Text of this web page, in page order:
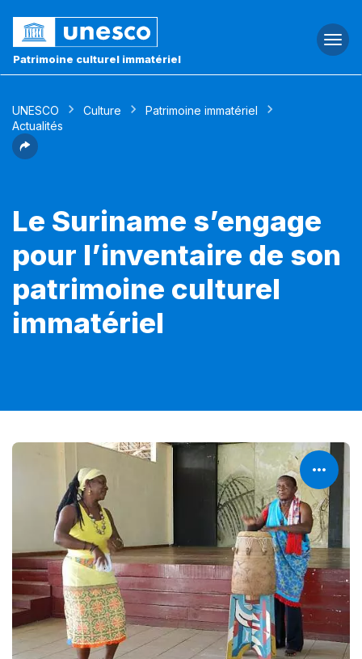
Patrimoine culturel immatériel
UNESCO Culture
Patrimoine immatériel
Actualités
Le Suriname s’engage
pour l’inventaire de son
patrimoine culturel
immatériel